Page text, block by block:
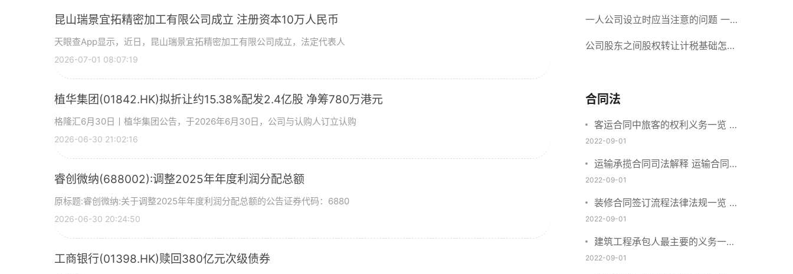
昆山瑞景宜拓精密加工有限公司成立 注册资本10万人民币
天眼查App显示，近日，昆山瑞景宜拓精密加工有限公司成立，法定代表人
2026-07-01 08:07:19
植华集团(01842.HK)拟折让约15.38%配发2.4亿股 净筹780万港元
格隆汇6月30日丨植华集团公告，于2026年6月30日，公司与认购人订立认购
2026-06-30 21:02:16
睿创微纳(688002):调整2025年年度利润分配总额
原标题:睿创微纳:关于调整2025年年度利润分配总额的公告证券代码：6880
2026-06-30 20:24:50
工商银行(01398.HK)赎回380亿元次级债券
式？来了解下这五种形式
一人公司设立时应当注意的问题 一
人公司的特征
公司股东之间股权转让计税基础怎么
合什么要件？
合同法
客运合同中旅客的权利义务一览 主
要包括这些内容
2022-09-01
运输承揽合同司法解释 运输合同中
承运人的义务有哪些
2022-09-01
装修合同签订流程法律法规一览 律
师解答
2022-09-01
建筑工程承包人最主要的义务一览
承包合同内容介绍
2022-09-01